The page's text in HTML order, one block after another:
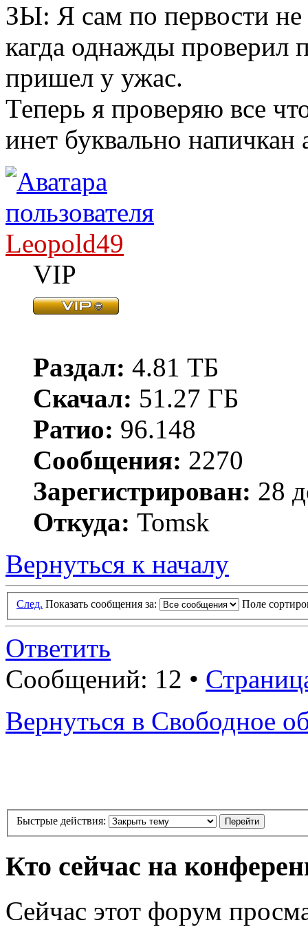
ЗЫ: Я сам по первости
кагда однажды проверил
пришел у ужас.
Теперь я проверяю все
инет буквально напичкан
Leopold49
VIP
Раздал: 4.81 ТБ
Скачал: 51.27 ГБ
Ратио: 96.148
Сообщения: 2270
Зарегистрирован: 28
Откуда: Tomsk
Вернуться к началу
След. Показать сообщения за: Поле
Ответить
Сообщений: 12 •
Вернуться в Свободное
Быстрые действия:
Кто сейчас на
Сейчас этот форум